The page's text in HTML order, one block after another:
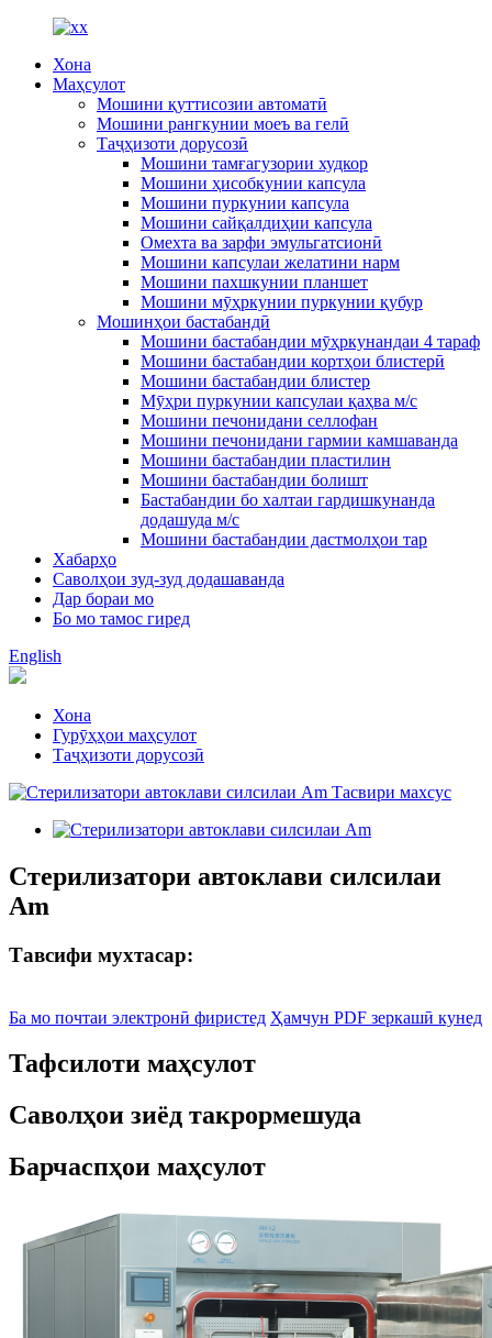
Хона
Маҳсулот
Мошини қуттисозии автоматӣ
Мошини рангкунии моеъ ва гелӣ
Таҷҳизоти дорусозӣ
Мошини тамғагузории худкор
Мошини ҳисобкунии капсула
Мошини пуркунии капсула
Мошини сайқалдиҳии капсула
Омехта ва зарфи эмульгатсионӣ
Мошини капсулаи желатини нарм
Мошини пахшкунии планшет
Мошини мӯҳркунии пуркунии қубур
Мошинҳои бастабандӣ
Мошини бастабандии мӯҳркунандаи 4 тараф
Мошини бастабандии кортҳои блистерӣ
Мошини бастабандии блистер
Мӯҳри пуркунии капсулаи қаҳва м/с
Мошини печонидани селлофан
Мошини печонидани гармии камшаванда
Мошини бастабандии пластилин
Мошини бастабандии болишт
Бастабандии бо халтаи гардишкунанда
додашуда м/с
Мошини бастабандии дастмолҳои тар
Хабарҳо
Саволҳои зуд-зуд додашаванда
Дар бораи мо
Бо мо тамос гиред
English
Хона
Гурӯҳҳои маҳсулот
Таҷҳизоти дорусозӣ
Стерилизатори автоклави силсилаи
Am
Тавсифи мухтасар:
Ба мо почтаи электронӣ фиристед Ҳамчун PDF зеркашӣ кунед
Тафсилоти маҳсулот
Саволҳои зиёд такрормешуда
Барчаспҳои маҳсулот